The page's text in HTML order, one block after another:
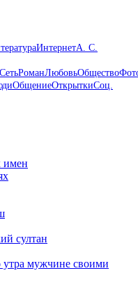
ИнтернетА. С.
СетьРоманЛюбовьОбщество
ОбщениеОткрыткиСоц.
имен
султан
утра мужчине своими